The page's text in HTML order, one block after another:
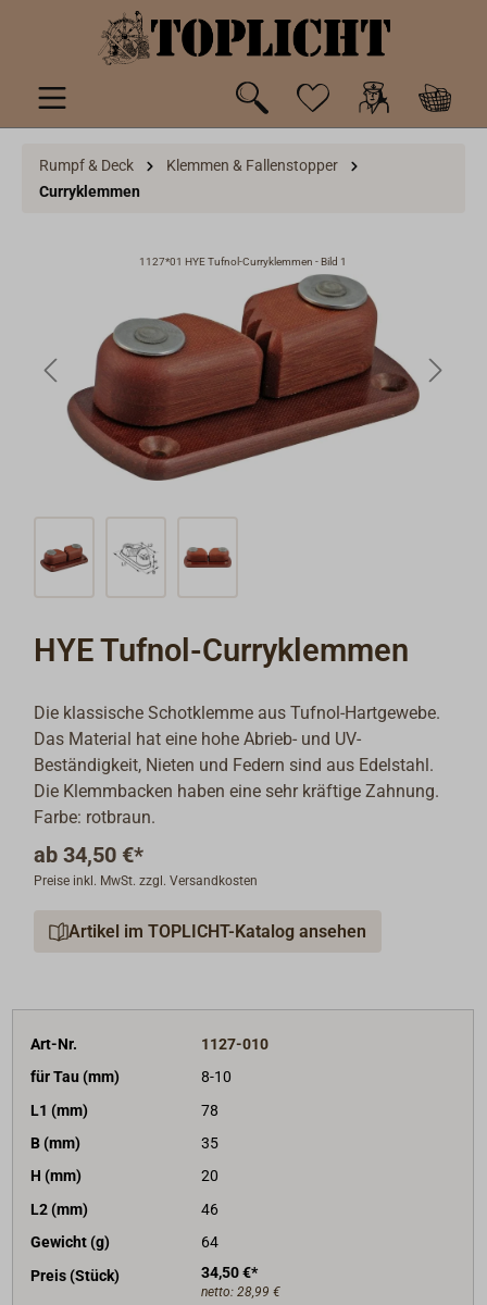
springen
Rumpf & Deck
Klemmen & Fallenstopper
Curryklemmen
1127*01 HYE Tufnol-Curryklemmen - Bild 1
HYE Tufnol-Curryklemmen
Die klassische Schotklemme aus Tufnol-Hartgewebe.
Das Material hat eine hohe Abrieb- und UV-
Beständigkeit, Nieten und Federn sind aus Edelstahl.
Die Klemmbacken haben eine sehr kräftige Zahnung.
Farbe: rotbraun.
ab 34,50 €*
Preise inkl. MwSt. zzgl. Versandkosten
Artikel im TOPLICHT-Katalog ansehen
Art-Nr.
1127-010
für Tau (mm)
8-10
L1 (mm)
78
B (mm)
35
H (mm)
20
L2 (mm)
46
Gewicht (g)
64
Preis (Stück)
34,50 €*
netto: 28,99 €